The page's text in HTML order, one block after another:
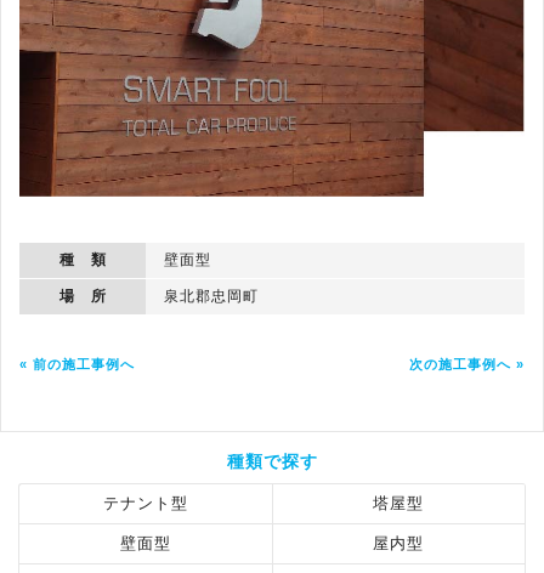
種 類 壁面型
場 所 泉北郡忠岡町
« 前の施工事例へ 次の施工事例へ »
種類で探す
テナント型 塔屋型
壁面型 屋内型